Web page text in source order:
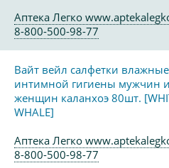
Аптека Легко
8-800-500-98-77
Вайт вейл салфетки
интимной гигиены мужчин и
женщин каланхоэ 80шт.
WHALE]
Аптека Легко
8-800-500-98-77